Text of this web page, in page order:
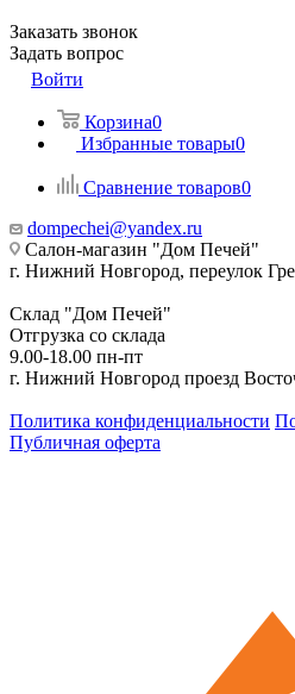
Заказать звонок
Задать вопрос
Войти
Корзина0
Избранные товары0
Сравнение товаров0
dompechei@yandex.ru
Салон-магазин "Дом Печей"
г. Нижний Новгород, переулок
Склад "Дом Печей"
Отгрузка со склада
9.00-18.00 пн-пт
г. Нижний Новгород проезд
Политика конфиденциальности
Публичная оферта